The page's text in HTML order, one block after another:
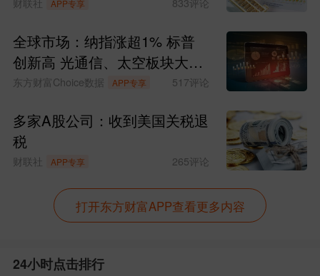
APP专享
全球市场：纳指涨超1% 标普
创新高 光通信、太空板块大涨
SpaceX涨超15%
东方财富Choice数据 APP专享 517评论
多家A股公司：收到美国关税退
税
财联社 APP专享 265评论
打开东方财富APP查看更多内容
24小时点击排行